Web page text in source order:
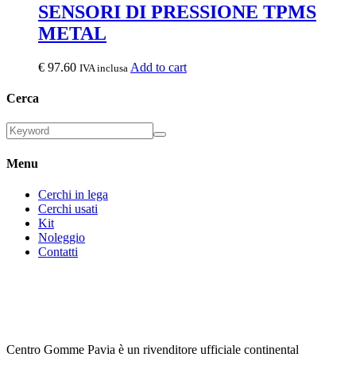
SENSORI DI PRESSIONE TPMS
METAL
€ 97.60 IVA inclusa Add to cart
Cerca
Menu
Cerchi in lega
Cerchi usati
Kit
Noleggio
Contatti
Centro Gomme Pavia è un rivenditore ufficiale continental